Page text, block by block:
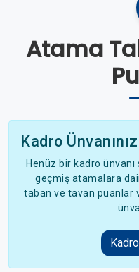
Atama
Kadro
Henüz bir kadro ünvanı
geçmiş atamalara
taban ve tavan puanlar